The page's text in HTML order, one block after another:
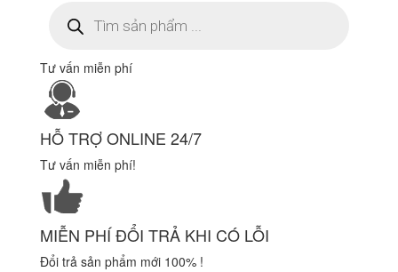
kiếm
sản
Tư vấn miễn phí
HỖ TRỢ ONLINE 24/7
Tư vấn miễn phí!
MIỄN PHÍ ĐỔI TRẢ KHI CÓ LỖI
Đổi trả sản phẩm mới 100% !